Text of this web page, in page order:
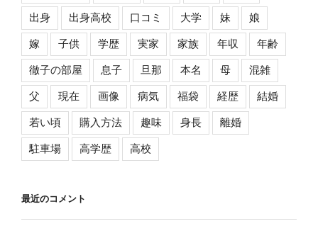
出身 出身高校 口コミ 大学 妹 娘
嫁 子供 学歴 実家 家族 年収 年齢
徹子の部屋 息子 旦那 本名 母 混雑
父 現在 画像 病気 福袋 経歴 結婚
若い頃 購入方法 趣味 身長 離婚
駐車場 高学歴 高校
最近のコメント